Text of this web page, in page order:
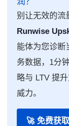
别让无效的流
Runwise
能体为您诊断
务数据，1分
略与 LTV 提
威力。
🚀 免费获